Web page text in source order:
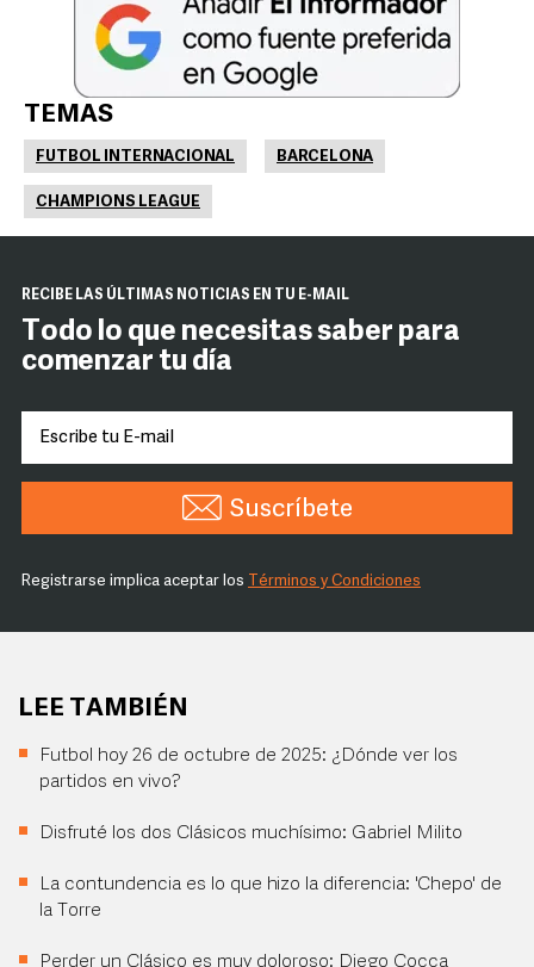
TEMAS
FUTBOL INTERNACIONAL BARCELONA
CHAMPIONS LEAGUE
RECIBE LAS ÚLTIMAS NOTICIAS EN TU E-MAIL
Todo lo que necesitas saber para
comenzar tu día
Suscríbete
Registrarse implica aceptar los Términos y Condiciones
LEE TAMBIÉN
Futbol hoy 26 de octubre de 2025: ¿Dónde ver los
partidos en vivo?
Disfruté los dos Clásicos muchísimo: Gabriel Milito
La contundencia es lo que hizo la diferencia: 'Chepo' de
la Torre
Perder un Clásico es muy doloroso: Diego Cocca